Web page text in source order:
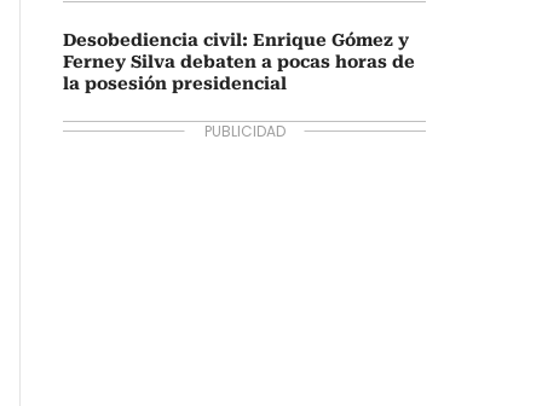
Desobediencia civil: Enrique Gómez y
Ferney Silva debaten a pocas horas de
la posesión presidencial